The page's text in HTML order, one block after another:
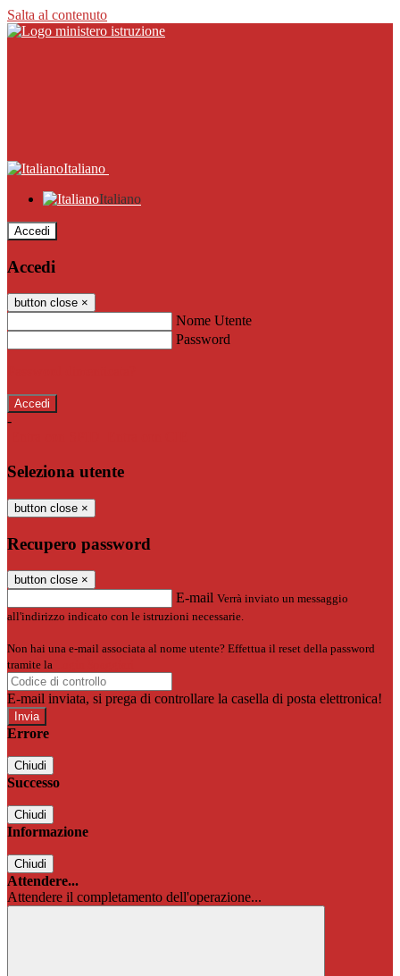
Salta al contenuto
Italiano
Italiano
Accedi
Accedi
button close ×
Nome Utente
Password
-
Seleziona utente
button close ×
Recupero password
button close ×
E-mail Verrà inviato un messaggio
all'indirizzo indicato con le istruzioni necessarie.
Non hai una e-mail associata al nome utente? Effettua il reset della password
tramite la
E-mail inviata, si prega di controllare la casella di posta elettronica!
Errore
Chiudi
Successo
Chiudi
Informazione
Chiudi
Attendere...
Attendere il completamento dell'operazione...